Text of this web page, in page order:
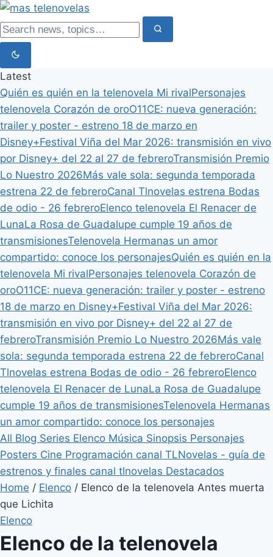
Latest
Quién es quién en la telenovela Mi rivalPersonajes
telenovela Corazón de oroO11CE: nueva generación:
trailer y poster - estreno 18 de marzo en
Disney+Festival Viña del Mar 2026: transmisión en vivo
por Disney+ del 22 al 27 de febreroTransmisión Premio
Lo Nuestro 2026Más vale sola: segunda temporada
estrena 22 de febreroCanal Tlnovelas estrena Bodas
de odio - 26 febreroElenco telenovela El Renacer de
LunaLa Rosa de Guadalupe cumple 19 años de
transmisionesTelenovela Hermanas un amor
compartido: conoce los personajesQuién es quién en la
telenovela Mi rivalPersonajes telenovela Corazón de
oroO11CE: nueva generación: trailer y poster - estreno
18 de marzo en Disney+Festival Viña del Mar 2026:
transmisión en vivo por Disney+ del 22 al 27 de
febreroTransmisión Premio Lo Nuestro 2026Más vale
sola: segunda temporada estrena 22 de febreroCanal
Tlnovelas estrena Bodas de odio - 26 febreroElenco
telenovela El Renacer de LunaLa Rosa de Guadalupe
cumple 19 años de transmisionesTelenovela Hermanas
un amor compartido: conoce los personajes
All Blog Series Elenco Música Sinopsis Personajes
Posters Cine Programación canal TLNovelas - guía de
estrenos y finales canal tlnovelas Destacados
Home / Elenco / Elenco de la telenovela Antes muerta
que Lichita
Elenco
Elenco de la telenovela